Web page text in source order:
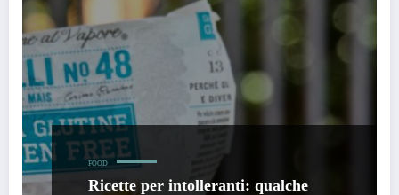
FOOD
Ricette per intolleranti: qualche